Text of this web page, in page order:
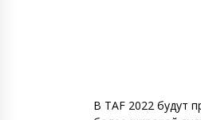
В TAF 2022 будут